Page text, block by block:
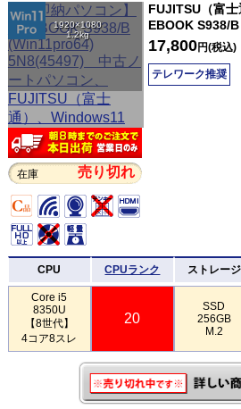
1920×1080
1.2kg
在庫 売り切れ
FUJITSU（富
EBOOK S938/
17,800円(税込)
テレワーク推奨
CPU CPUランク ストレージ
Core i5
8350U
【8世代】
4コア8スレ
20
SSD
256GB
M.2